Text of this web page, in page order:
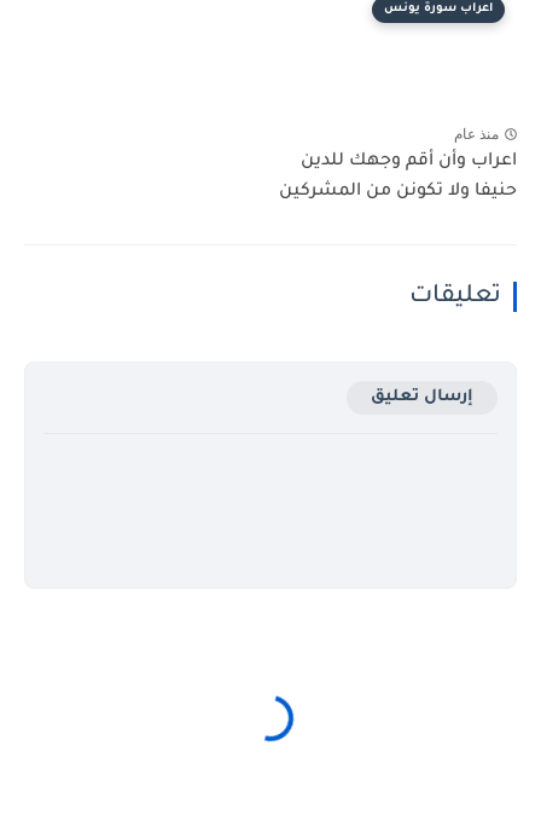
اعراب سورة يونس
منذ عام
اعراب وأن أقم وجهك للدين
حنيفا ولا تكونن من المشركين
تعليقات
إرسال تعليق